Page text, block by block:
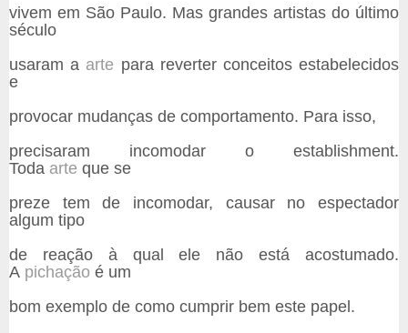
vivem em São Paulo. Mas grandes artistas do último
século
usaram a arte para reverter conceitos estabelecidos
e
provocar mudanças de comportamento. Para isso,
precisaram incomodar o establishment.
Toda arte que se
preze tem de incomodar, causar no espectador
algum tipo
de reação à qual ele não está acostumado.
A pichação é um
bom exemplo de como cumprir bem este papel.